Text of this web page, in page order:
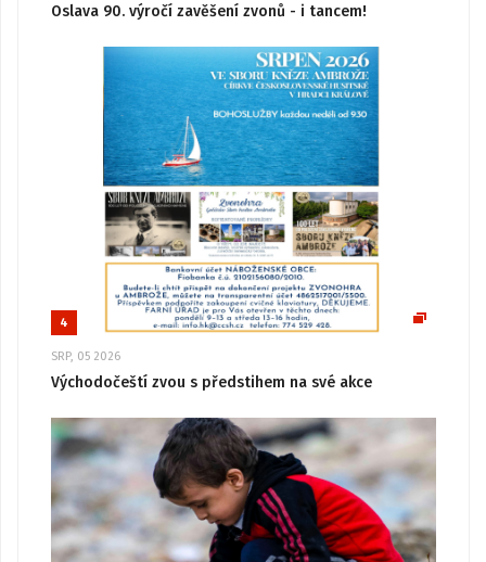
Oslava 90. výročí zavěšení zvonů - i tancem!
4
SRP, 05 2026
Východočeští zvou s předstihem na své akce